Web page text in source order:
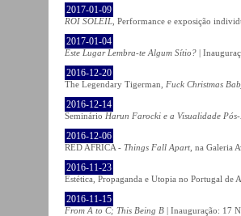
2017-01-09
ROI SOLEIL , Performance e exposição
2017-01-04
Este Lugar Lembra-te Algum Sítio? |
2016-12-20
The Legendary Tigerman, Fuck Christmas
2016-12-14
Seminário Harun Farocki e a Visualidade
2016-12-06
RED AFRICA - Things Fall Apart , na Galeria
2016-11-23
Estética, Propaganda e Utopia no Portugal
2016-11-15
From A to C; This Being B | Inauguração: 17